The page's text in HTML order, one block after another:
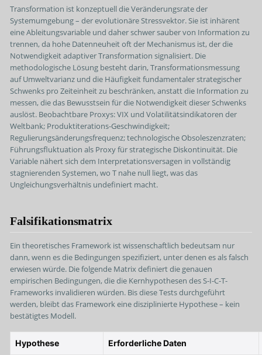
Transformation ist konzeptuell die Veränderungsrate der
Systemumgebung – der evolutionäre Stressvektor. Sie ist inhärent
eine Ableitungsvariable und daher schwer sauber von Information zu
trennen, da hohe Datenneuheit oft der Mechanismus ist, der die
Notwendigkeit adaptiver Transformation signalisiert. Die
methodologische Lösung besteht darin, Transformationsmessung
auf Umweltvarianz und die Häufigkeit fundamentaler strategischer
Schwenks pro Zeiteinheit zu beschränken, anstatt die Information zu
messen, die das Bewusstsein für die Notwendigkeit dieser Schwenks
auslöst. Beobachtbare Proxys: VIX und Volatilitätsindikatoren der
Weltbank; Produktiterations-Geschwindigkeit;
Regulierungsänderungsfrequenz; technologische Obsoleszenzraten;
Führungsfluktuation als Proxy für strategische Diskontinuität. Die
Variable nähert sich dem Interpretationsversagen in vollständig
stagnierenden Systemen, wo T nahe null liegt, was das
Ungleichungsverhältnis undefiniert macht.
Falsifikationsmatrix
Ein theoretisches Framework ist wissenschaftlich bedeutsam nur
dann, wenn es die Bedingungen spezifiziert, unter denen es als falsch
erwiesen würde. Die folgende Matrix definiert die genauen
empirischen Bedingungen, die die Kernhypothesen des S-I-C-T-
Frameworks invalidieren würden. Bis diese Tests durchgeführt
werden, bleibt das Framework eine disziplinierte Hypothese – kein
bestätigtes Modell.
Hypothese Erforderliche Daten